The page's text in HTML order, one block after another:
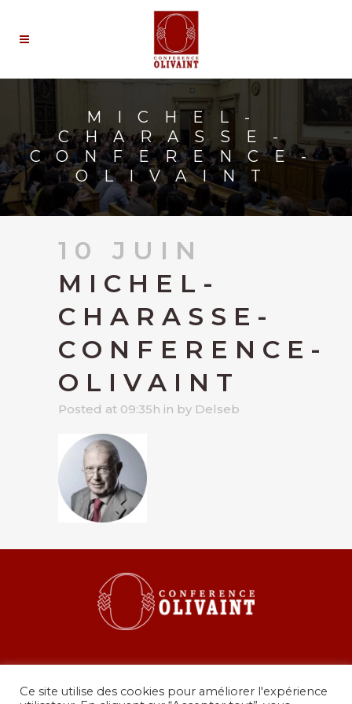
MICHEL-
CHARASSE-
CONFERENCE-
OLIVAINT
10 JUIN
MICHEL-
CHARASSE-
CONFERENCE-
OLIVAINT
Posted at 09:35h in by Delseb
Ce site utilise des cookies pour améliorer l'expérience